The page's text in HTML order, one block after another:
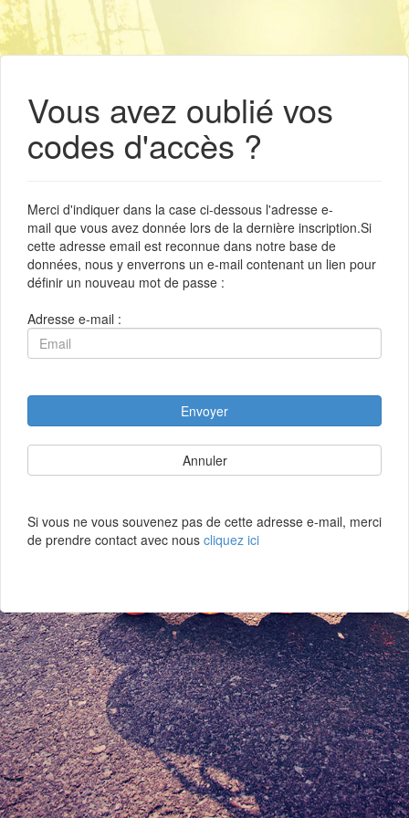
Vous avez oublié vos
codes d'accès ?
Merci d'indiquer dans la case ci-dessous l'adresse e-
mail que vous avez donnée lors de la dernière inscription.Si
cette adresse email est reconnue dans notre base de
données, nous y enverrons un e-mail contenant un lien pour
définir un nouveau mot de passe :
Adresse e-mail :
Envoyer
Annuler
Si vous ne vous souvenez pas de cette adresse e-mail, merci
de prendre contact avec nous cliquez ici